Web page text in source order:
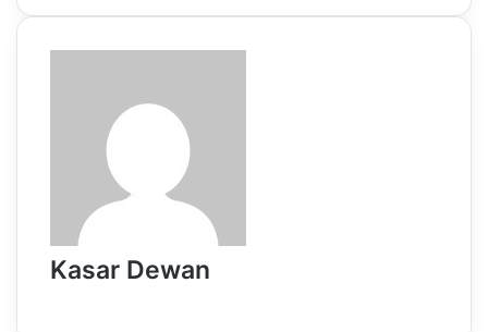
Email
Kasar Dewan